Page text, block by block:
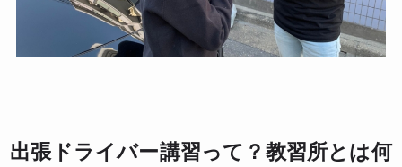
出張ドライバー講習って？教習所とは何